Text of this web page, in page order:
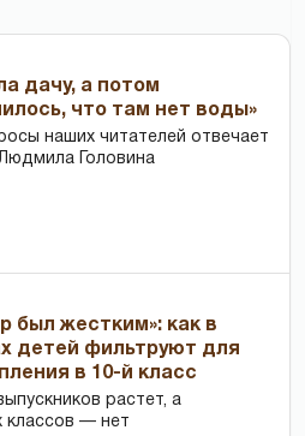
дачу, а потом
что там нет воды»
наших читателей отвечает
Головина
был жестким»: как в
детей фильтруют для
в 10-й класс
растет, а
классов — нет